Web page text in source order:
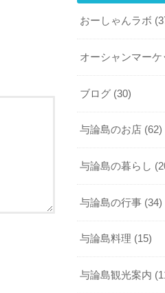
おーしゃんラボ
オーシャンマーケ
ブログ (30)
与論島のお店 (62)
与論島の暮らし
与論島の行事 (34)
与論島料理 (15)
与論島観光案内